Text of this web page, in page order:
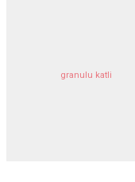
granulu katli